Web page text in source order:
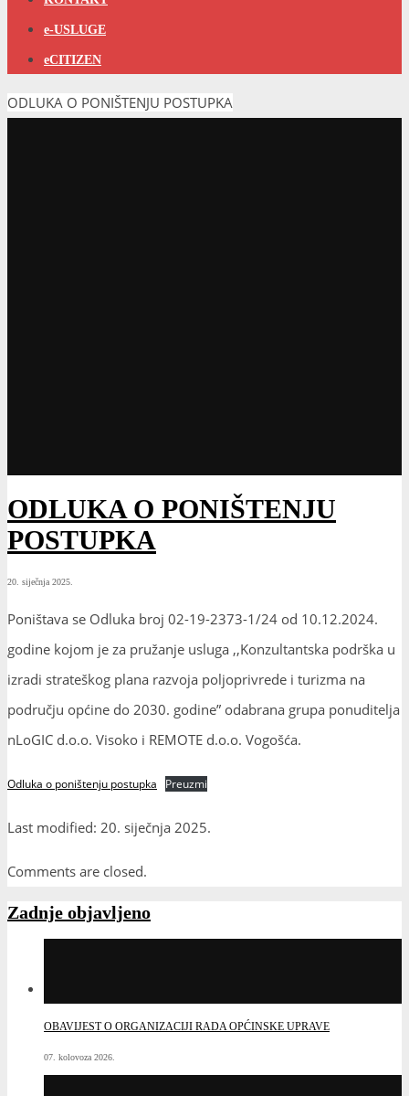
e-USLUGE
eCITIZEN
ODLUKA O PONIŠTENJU POSTUPKA
ODLUKA O PONIŠTENJU
POSTUPKA
20. siječnja 2025.
Poništava se Odluka broj 02-19-2373-1/24 od 10.12.2024.
godine kojom je za pružanje usluga ,,Konzultantska podrška u
izradi strateškog plana razvoja poljoprivrede i turizma na
području općine do 2030. godine” odabrana grupa ponuditelja
nLoGIC d.o.o. Visoko i REMOTE d.o.o. Vogošća.
Odluka o poništenju postupka Preuzmi
Last modified: 20. siječnja 2025.
Comments are closed.
Zadnje objavljeno
OBAVIJEST O ORGANIZACIJI RADA OPĆINSKE UPRAVE
07. kolovoza 2026.